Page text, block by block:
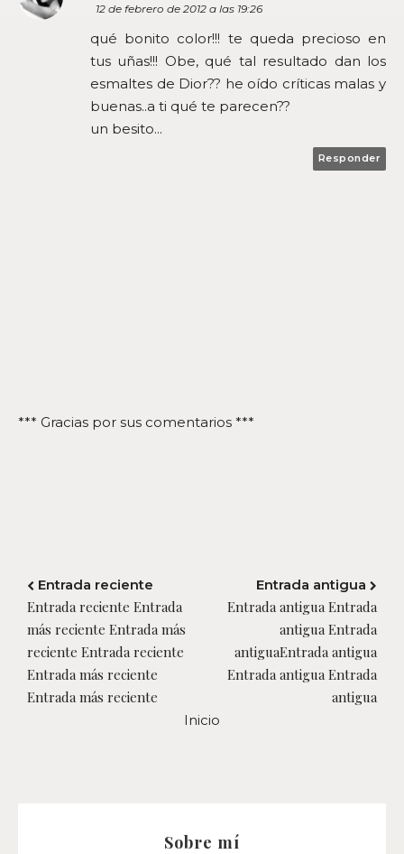
12 de febrero de 2012 a las 19:26
qué bonito color!!! te queda precioso en
tus uñas!!! Obe, qué tal resultado dan los
esmaltes de Dior?? he oído críticas malas y
buenas..a ti qué te parecen??
un besito...
Responder
*** Gracias por sus comentarios ***
Entrada reciente
Entrada reciente Entrada
más reciente Entrada más
reciente Entrada reciente
Entrada más reciente
Entrada más reciente
Entrada antigua
Entrada antigua Entrada
antigua Entrada
antiguaEntrada antigua
Entrada antigua Entrada
antigua
Inicio
Sobre mí